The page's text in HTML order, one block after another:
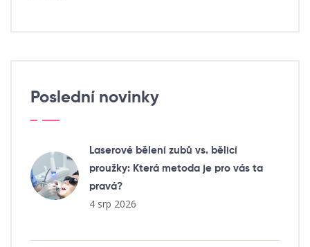
Poslední novinky
Laserové bělení zubů vs. bělicí
proužky: Která metoda je pro vás ta
pravá?
4 srp 2026